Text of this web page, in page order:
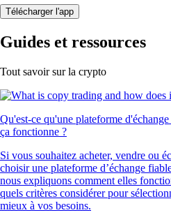
Télécharger l'app
Guides et ressources
Tout savoir sur la crypto
Qu'est-ce qu'une plateforme
ça fonctionne ?
Si vous souhaitez acheter, vendre ou
choisir une plateforme d’échange
nous expliquons comment elles
quels critères considérer pour
mieux à vos besoins.